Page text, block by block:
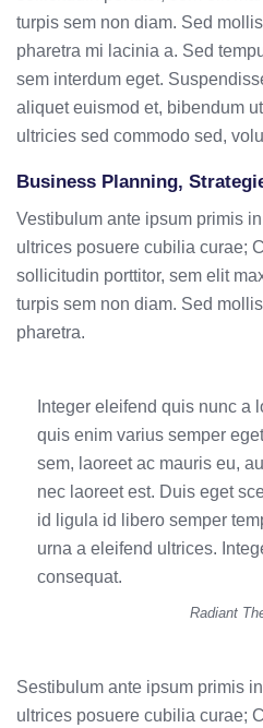
turpis sem non diam. Sed
pharetra mi lacinia a. Sed
sem interdum eget.
aliquet euismod et, bibendum
ultricies sed commodo sed,
Business Planning,
Vestibulum ante ipsum primis
ultrices posuere cubilia curae;
sollicitudin porttitor, sem elit
turpis sem non diam. Sed
pharetra.
Integer eleifend quis nunc a
quis enim varius semper
sem, laoreet ac mauris eu,
nec laoreet est. Duis eget
id ligula id libero semper
urna a eleifend ultrices.
consequat.
Radiant
Sestibulum ante ipsum primis
ultrices posuere cubilia curae;